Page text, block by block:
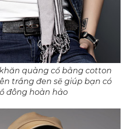
quàng cổ bằng cotton
trắng đen sẽ giúp bạn có
đông hoàn hảo